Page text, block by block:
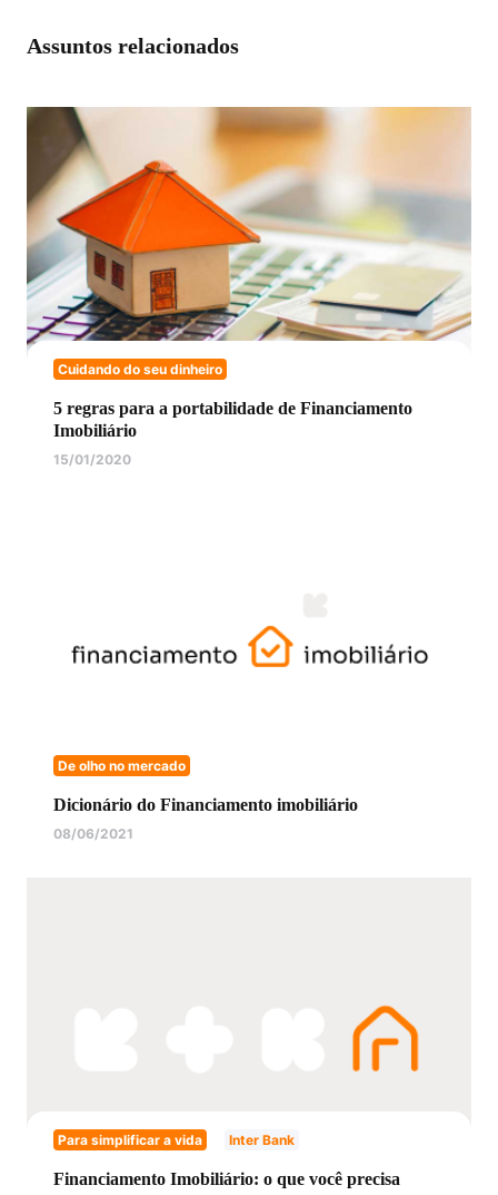
Assuntos relacionados
Cuidando do seu dinheiro
5 regras para a portabilidade de Financiamento
Imobiliário
15/01/2020
De olho no mercado
Dicionário do Financiamento imobiliário
08/06/2021
Para simplificar a vida Inter Bank
Financiamento Imobiliário: o que você precisa